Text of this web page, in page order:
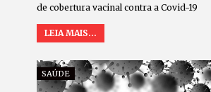
de cobertura vacinal contra a Covid-19
LEIA MAIS...
SAÚDE